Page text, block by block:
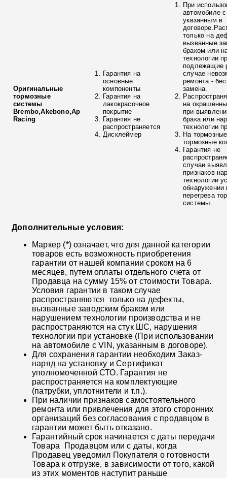
Оригинальные
тормозные
системы
Brembo,Akebono,Ap
Racing
Гарантия на
основные
компоненты
Гарантия на
лакокрасочное
покрытие
Гарантия не
распространяется
Дисклеймер
При
автомобиле
указанным в
только на
вызванные
браком или
технологии
подлежащие
случае
ремонта -
замена.
на
при
брака или
технологии
На
тормозные
Гарантия не
случаи
признаков
технологии
обнаружении
перегрева
системы.
Дополнительные условия:
Маркер (*) означает, что для данной категории
товаров есть возможность приобретения
гарантии от нашей компании сроком на 6
месяцев, путем оплаты отдельного счета от
Продавца на сумму 15% от стоимости Товара.
Условия гарантии в таком случае
распространяются только на дефекты,
вызванные заводским браком или
нарушением технологии производства и не
распространяются на стук ШС, нарушения
технологии при установке (При использовании
на автомобиле с VIN, указанным в договоре).
Для сохранения гарантии необходим Заказ-
наряд на установку и Сертификат
уполномоченной СТО. Гарантия не
распространяется на комплектующие
(патрубки, уплотнители и т.п.).
При наличии признаков самостоятельного
ремонта или привлечения для этого сторонних
организаций без согласования с продавцом в
гарантии может быть отказано.
Гарантийный срок начинается с даты передачи
Товара Продавцом или с даты, когда
Продавец уведомил Покупателя о готовности
Товара к отгрузке, в зависимости от того, какой
из этих моментов наступит раньше